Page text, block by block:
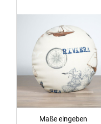
Maße eingeben